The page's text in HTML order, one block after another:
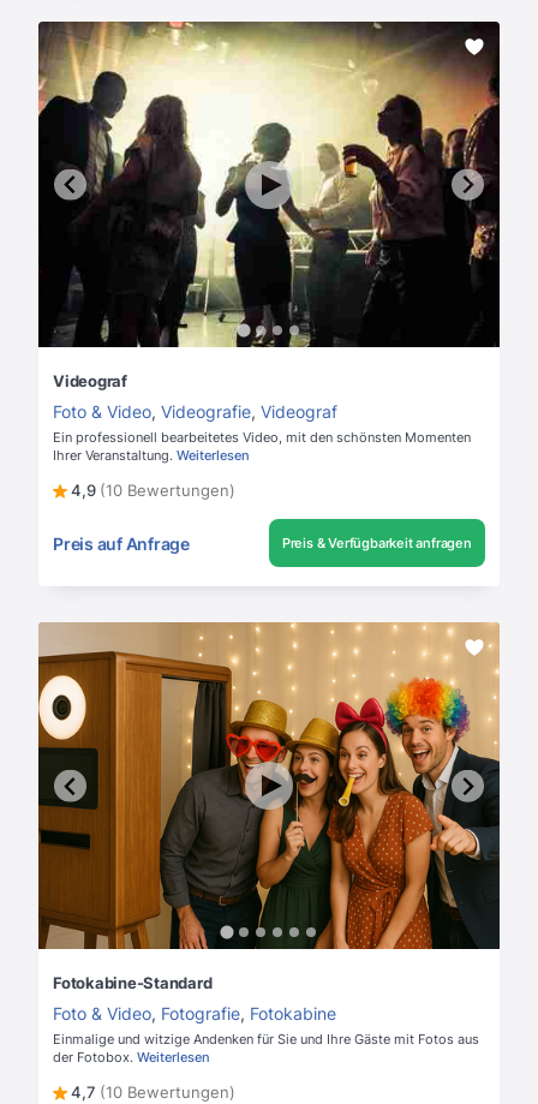
Videograf
Foto & Video, Videografie, Videograf
Ein professionell bearbeitetes Video, mit den schönsten Momenten
Ihrer Veranstaltung. Weiterlesen
4,9 (10 Bewertungen)
Preis auf Anfrage Preis & Verfügbarkeit anfragen
Fotokabine-Standard
Foto & Video, Fotografie, Fotokabine
Einmalige und witzige Andenken für Sie und Ihre Gäste mit Fotos aus
der Fotobox. Weiterlesen
4,7 (10 Bewertungen)